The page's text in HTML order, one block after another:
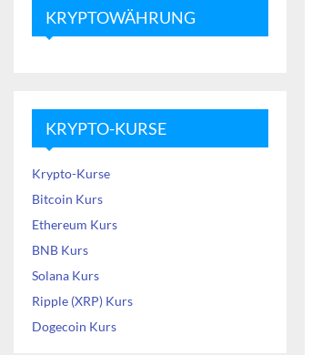
KRYPTOWÄHRUNG
KRYPTO-KURSE
Krypto-Kurse
Bitcoin Kurs
Ethereum Kurs
BNB Kurs
Solana Kurs
Ripple (XRP) Kurs
Dogecoin Kurs